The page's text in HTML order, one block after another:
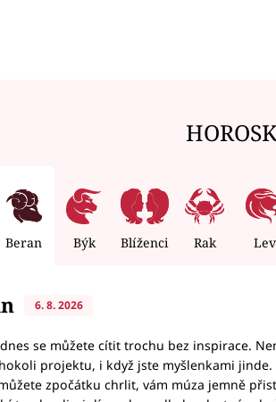
Beran Býk Blíženci Rak Lev
6. 8. 2026
se můžete cítit trochu bez inspirace.
projektu, i když jste myšlenkami jinde.
zpočátku chrlit, vám múza jemně